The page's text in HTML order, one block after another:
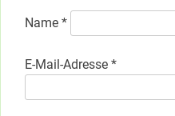
Name *
E-Mail-Adresse *